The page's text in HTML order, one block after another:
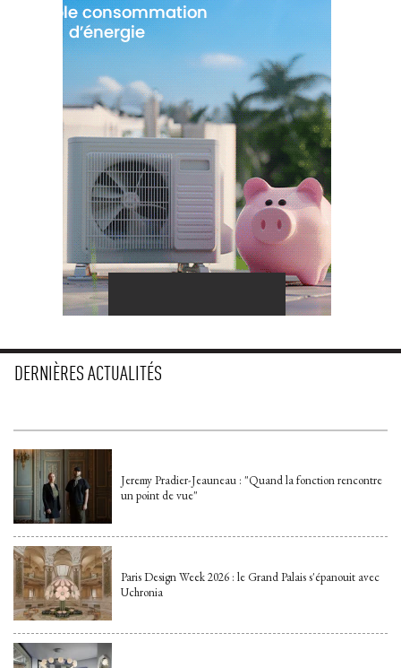
DERNIÈRES ACTUALITÉS
Jeremy Pradier-Jeauneau : "Quand la fonction rencontre
un point de vue"
Paris Design Week 2026 : le Grand Palais s'épanouit avec
Uchronia